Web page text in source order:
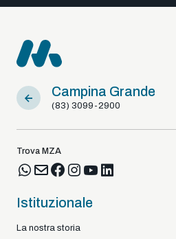
Campina Grande
(83) 3099-2900
Trova MZA
Istituzionale
La nostra storia